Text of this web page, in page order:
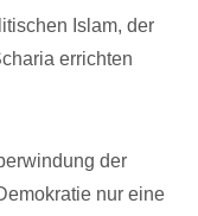
Islam, der
errichten
der
nur eine